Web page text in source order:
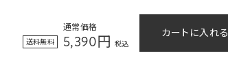
通常価格
送料無料 5,390円 税込
カートに入れる